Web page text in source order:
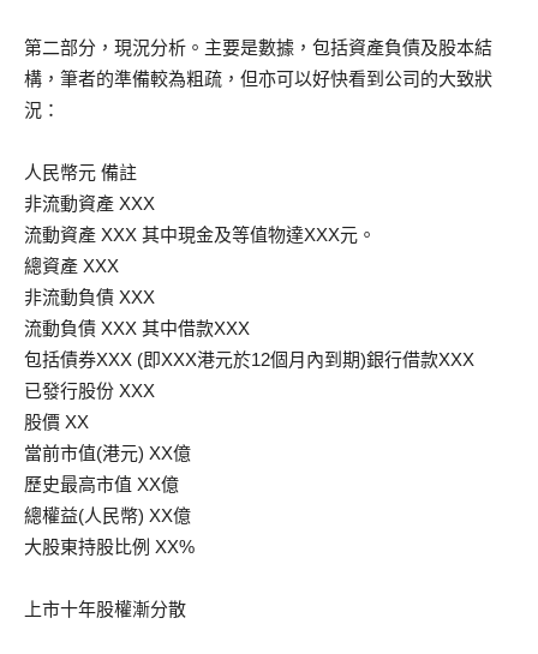
第二部分，現況分析。主要是數據，包括資產負債及股本結
構，筆者的準備較為粗疏，但亦可以好快看到公司的大致狀
況：
人民幣元 備註
非流動資產 XXX
流動資產 XXX 其中現金及等值物達XXX元。
總資產 XXX
非流動負債 XXX
流動負債 XXX 其中借款XXX
包括債券XXX (即XXX港元於12個月內到期)銀行借款XXX
已發行股份 XXX
股價 XX
當前市值(港元) XX億
歷史最高市值 XX億
總權益(人民幣) XX億
大股東持股比例 XX%
上市十年股權漸分散